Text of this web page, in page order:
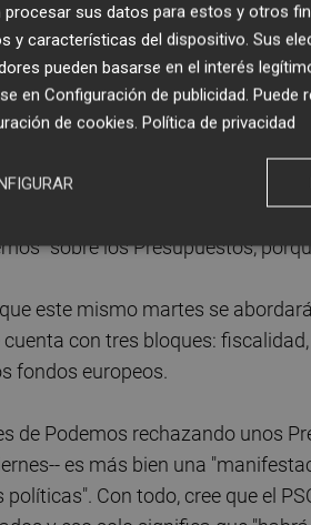
ha decidido dar publicidad
la necesidad de escenificar
de coordinación interna
se producirá esta tarde. En
pueda llevarse a cabo
de confianza". De hecho,
sobre los Presupuestos,
este mismo martes se
con tres bloques:
fondos europeos.
de Podemos rechazando unos
es más bien una
Con todo, cree que el
procesar sus datos para estos y otros
y características del dispositivo. Sus
pueden basarse en el interés
en Configuración de publicidad. Puede
de cookies. Política de privacidad